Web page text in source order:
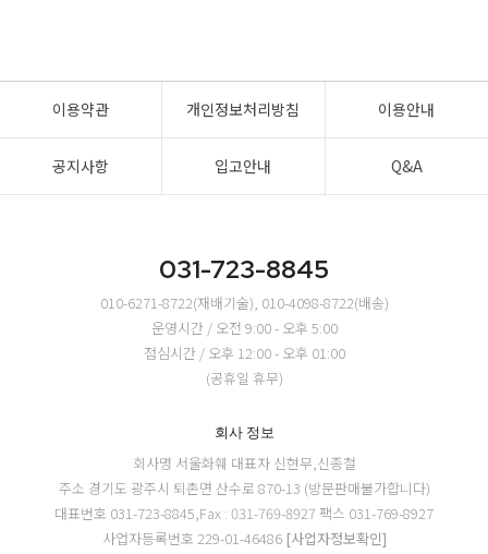
이용약관 개인정보처리방침 이용안내
공지사항 입고안내 Q&A
031-723-8845
010-6271-8722(재배기술), 010-4098-8722(배송)
운영시간 / 오전 9:00 - 오후 5:00
점심시간 / 오후 12:00 - 오후 01:00
(공휴일 휴무)
회사 정보
회사명 서울화훼 대표자 신현무,신종철
주소 경기도 광주시 퇴촌면 산수로 870-13 (방문판매불가합니다)
대표번호 031-723-8845,Fax : 031-769-8927 팩스 031-769-8927
사업자등록번호 229-01-46486 [사업자정보확인]